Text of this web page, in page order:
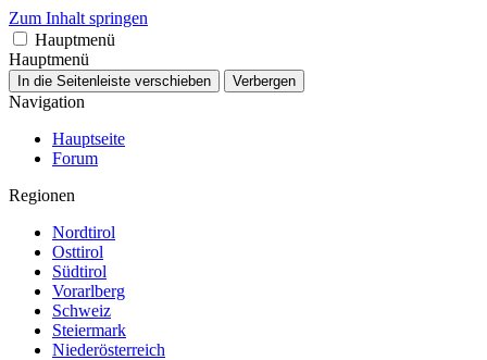
Zum Inhalt springen
Hauptmenü
Hauptmenü
In die Seitenleiste verschieben Verbergen
Navigation
Hauptseite
Forum
Regionen
Nordtirol
Osttirol
Südtirol
Vorarlberg
Schweiz
Steiermark
Niederösterreich